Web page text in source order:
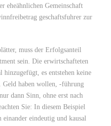
eheähnlichen Gemeinschaft
geschaftsfuhrer zur
muss der Erfolgsanteil
sein. Die erwirtschafteten
hinzugefügt, es entstehen keine
haben wollen, -führung
dann Sinn, ohne erst nach
Sie: In diesem Beispiel
eindeutig und kausal